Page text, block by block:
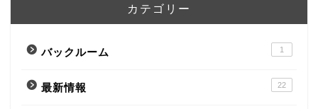
カテゴリー
バックルーム 1
最新情報 22